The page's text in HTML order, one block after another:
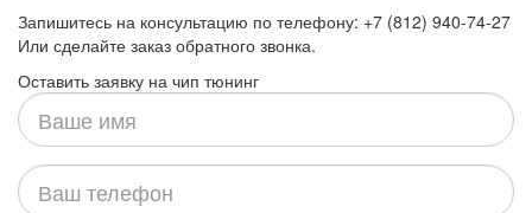
Запишитесь на консультацию по телефону: +7 (812) 940-74-27
Или сделайте заказ обратного звонка.
Оставить заявку на чип тюнинг
Ваше
имя
Ваш
телефон